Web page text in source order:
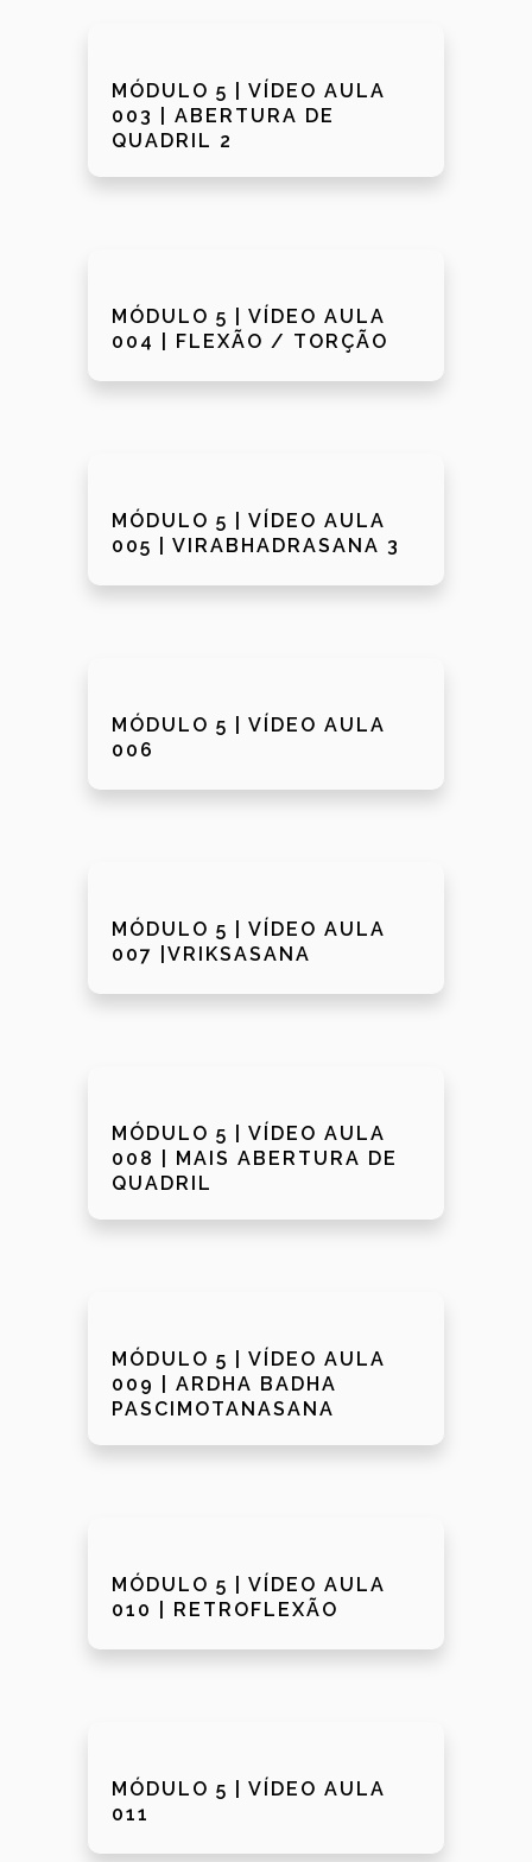
MÓDULO 5 | VÍDEO AULA
003 | ABERTURA DE
QUADRIL 2
MÓDULO 5 | VÍDEO AULA
004 | FLEXÃO / TORÇÃO
MÓDULO 5 | VÍDEO AULA
005 | VIRABHADRASANA 3
MÓDULO 5 | VÍDEO AULA
006
MÓDULO 5 | VÍDEO AULA
007 |VRIKSASANA
MÓDULO 5 | VÍDEO AULA
008 | MAIS ABERTURA DE
QUADRIL
MÓDULO 5 | VÍDEO AULA
009 | ARDHA BADHA
PASCIMOTANASANA
MÓDULO 5 | VÍDEO AULA
010 | RETROFLEXÃO
MÓDULO 5 | VÍDEO AULA
011